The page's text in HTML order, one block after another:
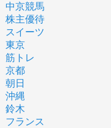
中京競馬
株主優待
スイーツ
東京
筋トレ
京都
朝日
沖縄
鈴木
フランス